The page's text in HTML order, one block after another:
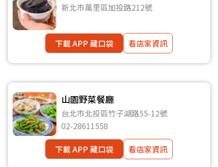
新北市萬里區加投路212號
下載 APP 藏口袋 看店家資訊
山園野菜餐廳
台北市北投區竹子湖路55-12號
02-28611558
下載 APP 藏口袋
看店家資訊